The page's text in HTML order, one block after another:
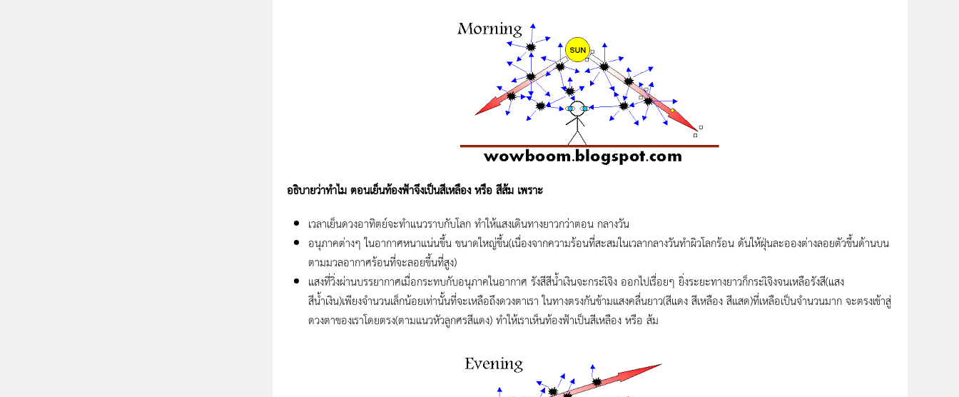
อธิบายว่าทำไม ตอนเย็นท้องฟ้าจึงเป็นสีเหลือง หรือ สีส้ม เพราะ
เวลาเย็นดวงอาทิตย์จะทำแนวราบกับโลก ทำให้แสงเดินทางยาวกว่าตอน กลางวัน
อนุภาคต่างๆ ในอากาศหนาแน่นขึ้น ขนาดใหญ่ขึ้น(เนื่องจากความร้อนที่สะสมในเวลากลางวันทำผิวโลกร้อน ดันให้ฝุ่นละอองต่างลอยตัวขึ้นด้านบน
ตามมวลอากาศร้อนที่จะลอยขึ้นที่สูง)
แสงที่วิ่งผ่านบรรยากาศเมื่อกระทบกับอนุภาคในอากาศ รังสีสีน้ำเงินจะกระเิจิง ออกไปเรื่อยๆ ยิ่งระยะทางยาวก็กระเิจิงจนเหลือรังสี(แสง
สีน้ำเงิน)เพียงจำนวนเล็กน้อยเท่านั้นที่จะเหลือถึงดวงตาเรา ในทางตรงกันข้ามแสงคลื่นยาว(สีแดง สีเหลือง สีแสด)ที่เหลือเป็นจำนวนมาก จะตรงเข้าสู่
ดวงตาของเราโดยตรง(ตามแนวหัวลูกศรสีแดง) ทำให้เราเห็นท้องฟ้าเป็นสีเหลือง หรือ ส้ม